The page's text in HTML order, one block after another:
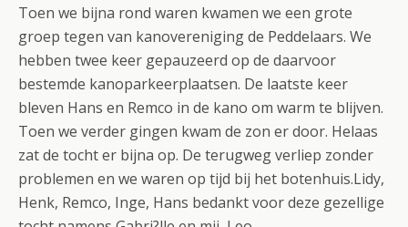
Toen we bijna rond waren kwamen we een grote
groep tegen van kanovereniging de Peddelaars. We
hebben twee keer gepauzeerd op de daarvoor
bestemde kanoparkeerplaatsen. De laatste keer
bleven Hans en Remco in de kano om warm te blijven.
Toen we verder gingen kwam de zon er door. Helaas
zat de tocht er bijna op. De terugweg verliep zonder
problemen en we waren op tijd bij het botenhuis.Lidy,
Henk, Remco, Inge, Hans bedankt voor deze gezellige